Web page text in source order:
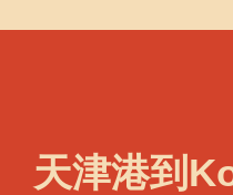
天津港到